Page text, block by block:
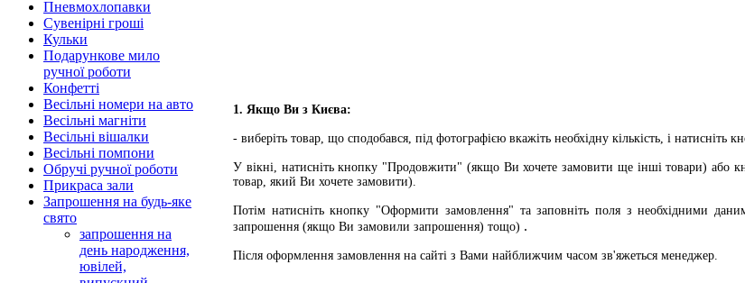
Пневмохлопавки
Сувенірні гроші
Кульки
Подарункове мило
ручної роботи
Конфетті
Весільні номери на авто
Весільні магніти
Весільні вішалки
Весільні помпони
Обручі ручної роботи
Прикраса зали
Запрошення на будь-яке
свято
запрошення на
день народження,
ювілей,
1. Якщо Ви з Києва:
- виберіть товар, що сподобався, під фотографією вкажіть необхідну кількість, і натисніть
У вікні, натисніть кнопку "Продовжити" (якщо Ви хочете замовити ще інші товари) або
товар, який Ви хочете замовити).
Потім натисніть кнопку "Оформити замовлення" та заповніть поля з необхідними
запрошення (якщо Ви замовили запрошення) тощо) .
Після оформлення замовлення на сайті з Вами найближчим часом зв'яжеться менеджер.